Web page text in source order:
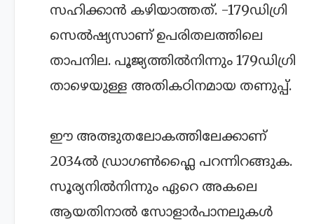
സഹിക്കാന്‍ കഴിയാത്തത്. -179ഡിഗ്രി
സെല്‍ഷ്യസാണ് ഉപരിതലത്തിലെ
താപനില. പൂജ്യത്തില്‍നിന്നും 179ഡിഗ്രി
താഴെയുള്ള അതികഠിനമായ തണുപ്പ്.
ഈ അത്ഭുതലോകത്തിലേക്കാണ്
2034ല്‍ ഡ്രാഗണ്‍ഫ്ലൈ പറന്നിറങ്ങുക.
സൂര്യനില്‍നിന്നും ഏറെ അകലെ
ആയതിനാല്‍ സോളാര്‍പാനലുകള്‍